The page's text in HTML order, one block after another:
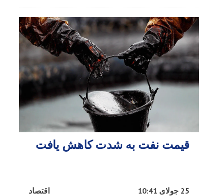
قیمت نفت به شدت کاهش یافت
اقتصاد 25 جولای 10:41